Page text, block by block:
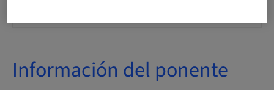
Información del ponente